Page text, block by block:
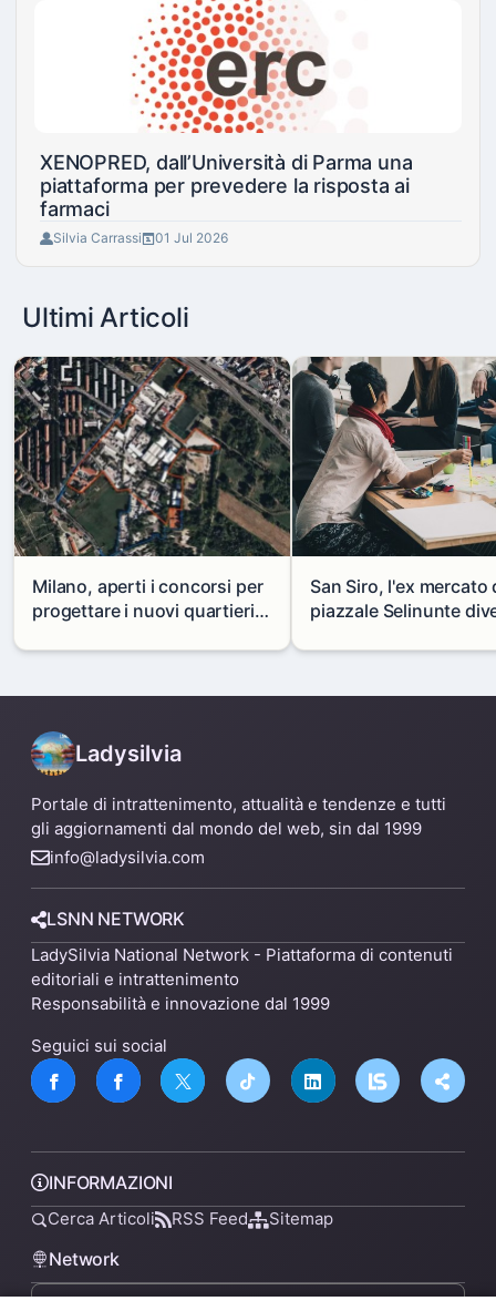
XENOPRED, dall’Università di Parma una
piattaforma per prevedere la risposta ai
farmaci
Silvia Carrassi 01 Jul 2026
Ultimi Articoli
Milano, aperti i concorsi per
progettare i nuovi quartieri
Mare
San Siro, l'ex mercato
piazzale Selinunte
Ladysilvia
Portale di intrattenimento, attualità e tendenze e tutti
gli aggiornamenti dal mondo del web, sin dal 1999
info@ladysilvia.com
LSNN NETWORK
LadySilvia National Network - Piattaforma di contenuti
editoriali e intrattenimento
Responsabilità e innovazione dal 1999
Seguici sui social
INFORMAZIONI
Cerca Articoli RSS Feed Sitemap
Network